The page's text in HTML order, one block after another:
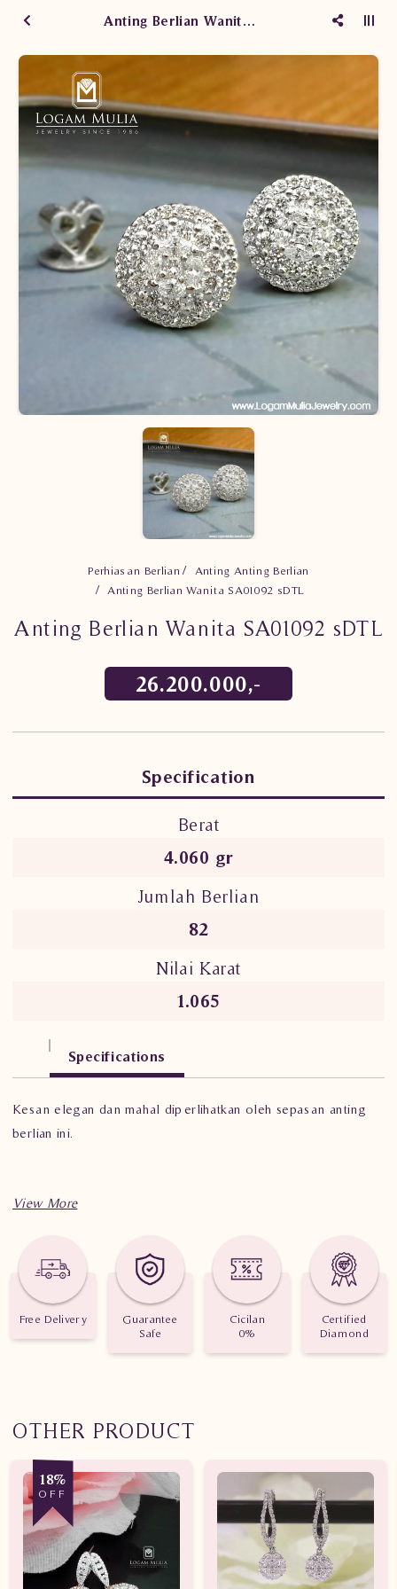
Anting Berlian Wanita SA01092 sDTL
Perhiasan Berlian
Anting Anting Berlian
Anting Berlian Wanita SA01092 sDTL
Anting Berlian Wanita SA01092 sDTL
26.200.000,-
Specification
Berat
4.060 gr
Jumlah Berlian
82
Nilai Karat
1.065
Specifications
Kesan elegan dan mahal diperlihatkan oleh sepasan anting
berlian ini.
Spesifikasi penting untuk perhiasan Anting Berlian Wanita
Berat: 4.060 gram
Jumlah berlian: 82 buah
Nilai karat: 1.065 karat
Free Delivery
Guarantee
Safe
Cicilan
0%
Certified
Diamond
OTHER PRODUCT
18%
OFF